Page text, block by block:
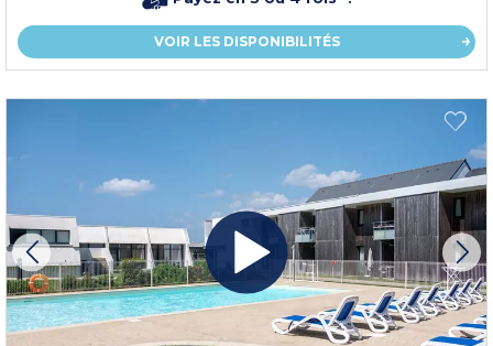
VOIR LES DISPONIBILITÉS